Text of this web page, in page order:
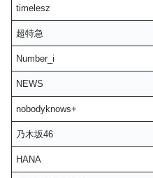
timelesz
超特急
Number_i
NEWS
nobodyknows+
乃木坂46
HANA